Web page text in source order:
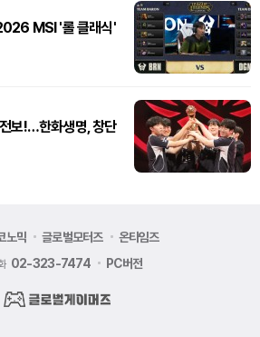
MSI '롤 클래식'
보!…한화생명, 창단
노믹 글로벌모터즈 온타임즈
02-323-7474 PC버전